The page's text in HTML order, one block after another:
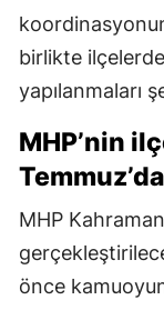
birlikte
yapılanmaları
MHP’nin
MHP
önce